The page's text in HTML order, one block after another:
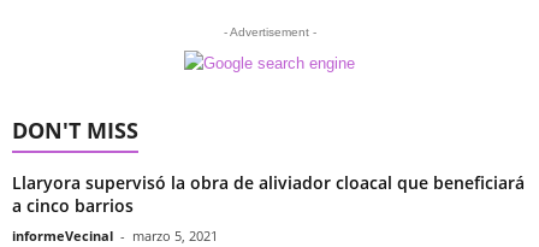
- Advertisement -
DON'T MISS
Llaryora supervisó la obra de aliviador cloacal que beneficiará
a cinco barrios
informeVecinal - marzo 5, 2021